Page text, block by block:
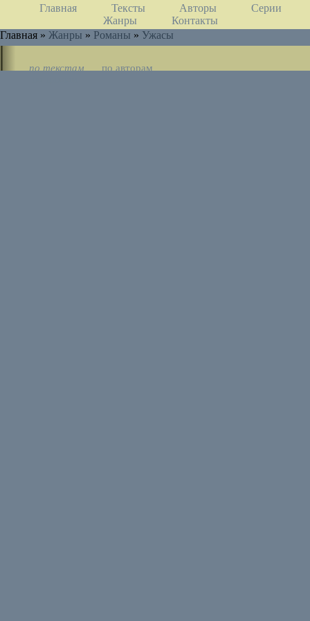
Главная Тексты Авторы
Серии
Жанры
Контакты
Главная » Жанры » Романы » Ужасы
по текстам
по авторам